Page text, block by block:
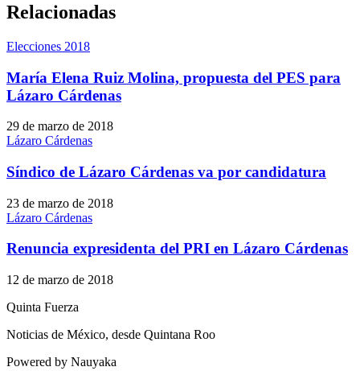
Relacionadas
Elecciones 2018
María Elena Ruiz Molina, propuesta del PES para
Lázaro Cárdenas
29 de marzo de 2018
Lázaro Cárdenas
Síndico de Lázaro Cárdenas va por candidatura
23 de marzo de 2018
Lázaro Cárdenas
Renuncia expresidenta del PRI en Lázaro Cárdenas
12 de marzo de 2018
Quinta Fuerza
Noticias de México, desde Quintana Roo
Powered by Nauyaka